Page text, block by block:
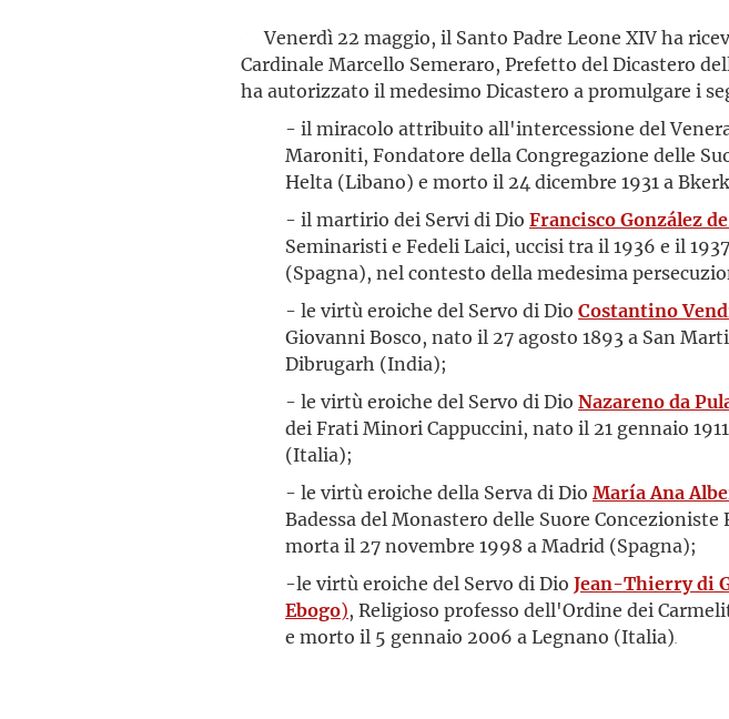
Venerdì 22 maggio, il Santo Padre Leone XIV ha
Cardinale Marcello Semeraro, Prefetto del Dicastero
ha autorizzato il medesimo Dicastero a promulgare i
- il miracolo attribuito all'intercessione del
Maroniti, Fondatore della Congregazione delle
Helta (Libano) e morto il 24 dicembre 1931 a
- il martirio dei Servi di Dio Francisco González
Seminaristi e Fedeli Laici, uccisi tra il 1936 e il
(Spagna), nel contesto della medesima
- le virtù eroiche del Servo di Dio Costantino
Giovanni Bosco, nato il 27 agosto 1893 a San
Dibrugarh (India);
- le virtù eroiche del Servo di Dio Nazareno da
dei Frati Minori Cappuccini, nato il 21 gennaio
(Italia);
- le virtù eroiche della Serva di Dio María Ana
Badessa del Monastero delle Suore
morta il 27 novembre 1998 a Madrid (Spagna);
-le virtù eroiche del Servo di Dio Jean-Thierry di
Ebogo), Religioso professo dell'Ordine dei
e morto il 5 gennaio 2006 a Legnano (Italia)